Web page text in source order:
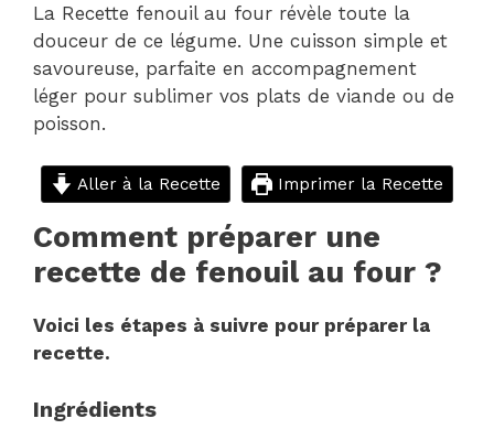
La Recette fenouil au four révèle toute la
douceur de ce légume. Une cuisson simple et
savoureuse, parfaite en accompagnement
léger pour sublimer vos plats de viande ou de
poisson.
Aller à la Recette Imprimer la Recette
Comment préparer une
recette de fenouil au four ?
Voici les étapes à suivre pour préparer la
recette.
Ingrédients